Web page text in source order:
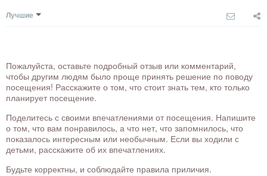
Лучшие
Пожалуйста, оставьте подробный отзыв или комментарий,
чтобы другим людям было проще принять решение по поводу
посещения! Расскажите о том, что стоит знать тем, кто только
планирует посещение.
Поделитесь с своими впечатлениями от посещения. Напишите
о том, что вам понравилось, а что нет, что запомнилось, что
показалось интересным или необычным. Если вы ходили с
детьми, расскажите об их впечатлениях.
Будьте корректны, и соблюдайте правила приличия.